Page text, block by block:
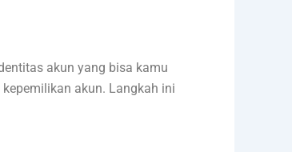
akun yang bisa kamu
akun. Langkah ini